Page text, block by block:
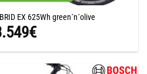
EX 625Wh green´n´olive
€